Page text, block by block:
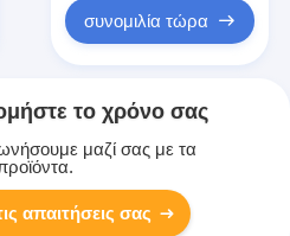
συνομιλία τώρα
το χρόνο σας
μαζί σας με τα
απαιτήσεις σας